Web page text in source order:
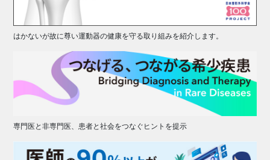
はかないが故に尊い運動器の健康を守る取り組みを紹介します。
専門医と非専門医、患者と社会をつなぐヒントを提示